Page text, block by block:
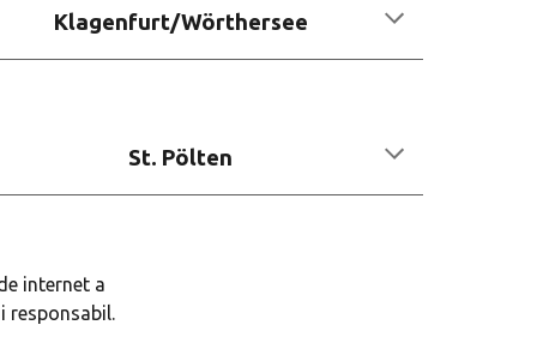
Klagenfurt/Wörthersee
St. Pölten
internet a
responsabil.